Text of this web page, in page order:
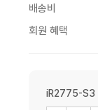
배송비
회원 혜택
iR2775-S3